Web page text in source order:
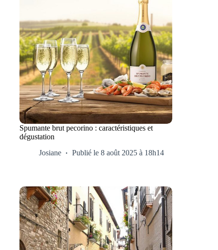
Spumante brut pecorino : caractéristiques et
dégustation
Josiane
Publié le 8 août 2025 à 18h14